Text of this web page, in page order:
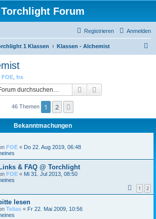
Torchlight Forum
Anmelden
Registrieren
1 Klassen Klassen - Alchemist
FOE frx
Suche
46 Themen 1 2
Bekanntmachungen
FOE « Do 22. Aug 2019, 06:48
& FAQ @ Torchlight
FOE « Mi 31. Jul 2013, 08:50
1 2
lesen
Telias « Fr 22. Mai 2009, 10:56